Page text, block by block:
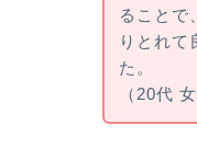
ることで
りとれて
た。
（20代